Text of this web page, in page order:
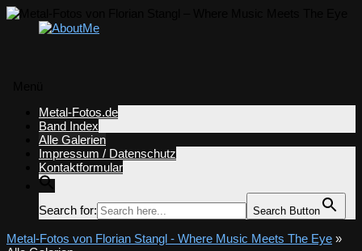
springen
Metal-Fotos.de
Band Index
Alle Galerien
Impressum / Datenschutz
Kontaktformular
Search for: Search Button
Metal-Fotos von Florian Stangl - Where Music Meets The Eye »